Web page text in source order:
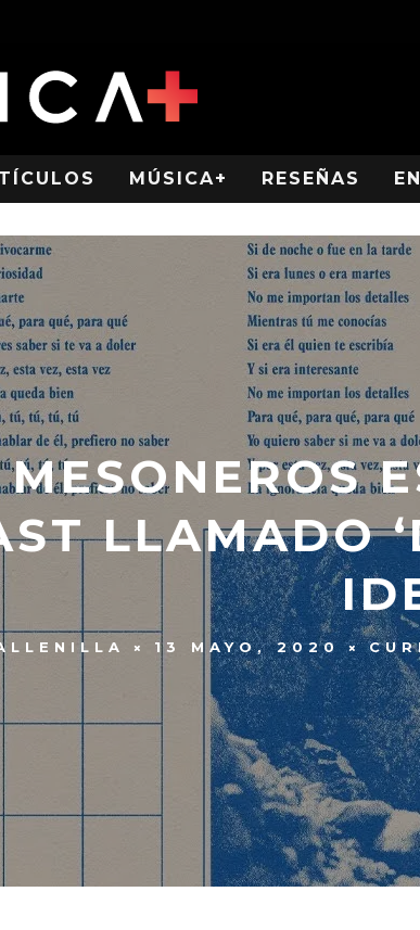
MÚSICA+ RESEÑAS
MESONEROS
LLAMADO
13 MAYO, 2020